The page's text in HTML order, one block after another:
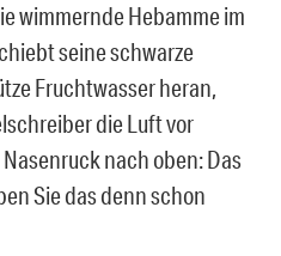
wimmernde Hebamme im
seine schwarze
Fruchtwasser heran,
die Luft vor
nach oben: Das
Sie das denn schon